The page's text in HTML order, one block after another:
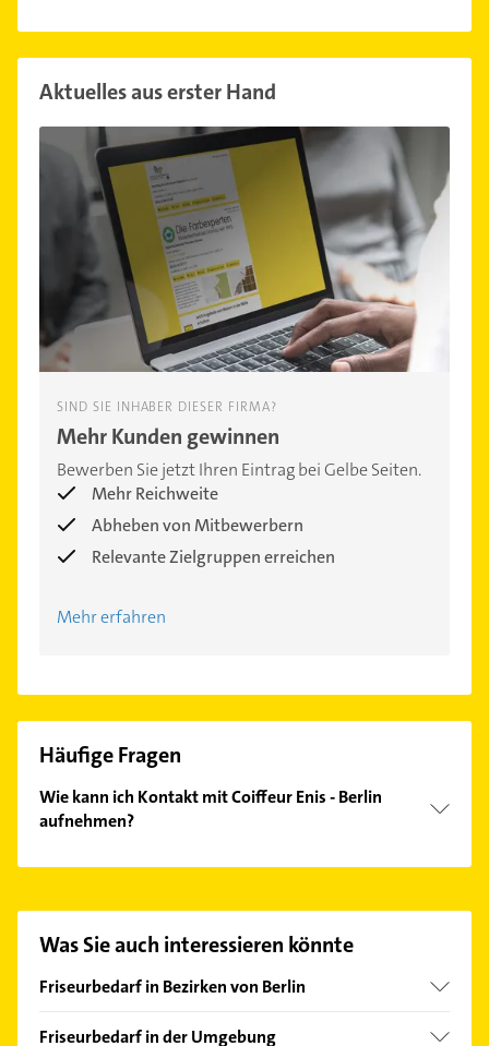
Aktuelles aus erster Hand
SIND SIE INHABER DIESER FIRMA?
Mehr Kunden gewinnen
Bewerben Sie jetzt Ihren Eintrag bei Gelbe Seiten.
Mehr Reichweite
Abheben von Mitbewerbern
Relevante Zielgruppen erreichen
Mehr erfahren
Häufige Fragen
Wie kann ich Kontakt mit Coiffeur Enis - Berlin
aufnehmen?
finden Sie alleKontaktdaten.
Was Sie auch interessieren könnte
Friseurbedarf in Bezirken von Berlin
Bezirk Charlottenburg-Wilmersdorf
Friseurbedarf in der Umgebung